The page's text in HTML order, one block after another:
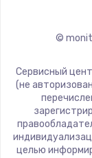
©
Сервисный
(не
целью